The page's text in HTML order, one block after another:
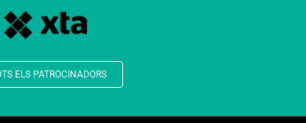
ELS PATROCINADORS